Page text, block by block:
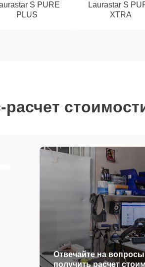
S PURE
PLUS
Laurastar S
XTRA
расчет
Отвечайте на
получить расчет